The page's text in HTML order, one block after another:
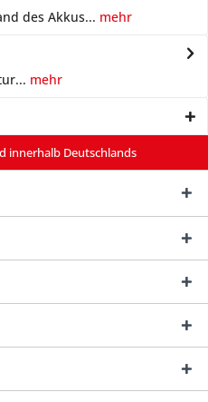
des Akkus... mehr
mehr
innerhalb Deutschlands